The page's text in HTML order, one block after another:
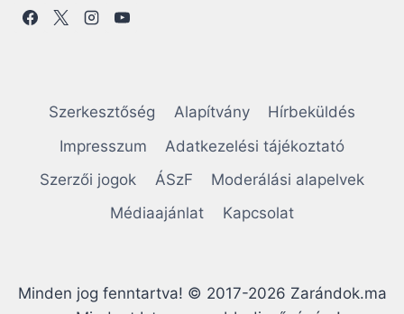
Szerkesztőség Alapítvány
Hírbeküldés
Impresszum
Adatkezelési tájékoztató
Szerzői jogok
ÁSzF
Moderálási alapelvek
Médiaajánlat
Kapcsolat
Minden jog fenntartva! © 2017-2026 Zarándok.ma